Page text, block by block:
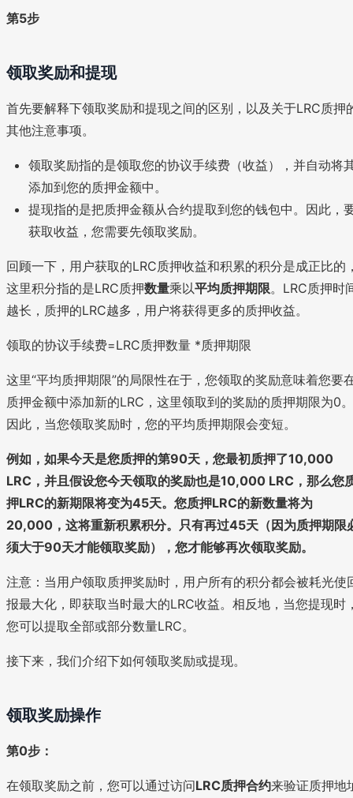
第5步
领取奖励和提现
首先要解释下领取奖励和提现之间的区别，以及关于LRC质押
其他注意事项。
领取奖励指的是领取您的协议手续费（收益），并自动将
添加到您的质押金额中。
提现指的是把质押金额从合约提取到您的钱包中。因此，
获取收益，您需要先领取奖励。
回顾一下，用户获取的LRC质押收益和积累的积分是成正比的
这里积分指的是LRC质押数量乘以平均质押期限。LRC质押时
越长，质押的LRC越多，用户将获得更多的质押收益。
领取的协议手续费=LRC质押数量 *质押期限
这里“平均质押期限”的局限性在于，您领取的奖励意味着您要
质押金额中添加新的LRC，这里领取到的奖励的质押期限为0。
因此，当您领取奖励时，您的平均质押期限会变短。
例如，如果今天是您质押的第90天，您最初质押了10,000
LRC，并且假设您今天领取的奖励也是10,000 LRC，那么您
押LRC的新期限将变为45天。您质押LRC的新数量将为
20,000，这将重新积累积分。只有再过45天（因为质押期限
须大于90天才能领取奖励），您才能够再次领取奖励。
注意：当用户领取质押奖励时，用户所有的积分都会被耗光使
报最大化，即获取当时最大的LRC收益。相反地，当您提现时
您可以提取全部或部分数量LRC。
接下来，我们介绍下如何领取奖励或提现。
领取奖励操作
第0步：
在领取奖励之前，您可以通过访问LRC质押合约来验证质押地